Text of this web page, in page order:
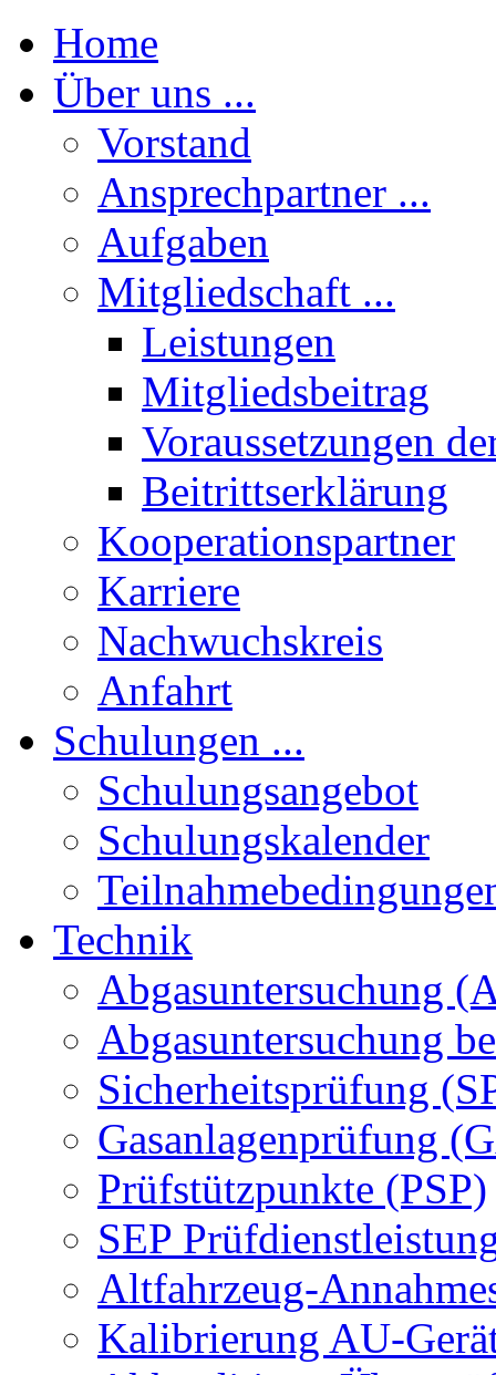
Home
Über uns ...
Vorstand
Ansprechpartner ...
Aufgaben
Mitgliedschaft ...
Leistungen
Mitgliedsbeitrag
Voraussetzungen
Beitrittserklärung
Kooperationspartner
Karriere
Nachwuchskreis
Anfahrt
Schulungen ...
Schulungsangebot
Schulungskalender
Technik
Abgasuntersuchung
Abgasuntersuchung
Sicherheitsprüfung
Gasanlagenprüfung
Prüfstützpunkte (PSP)
SEP
Altfahrzeug-
Kalibrierung AU-